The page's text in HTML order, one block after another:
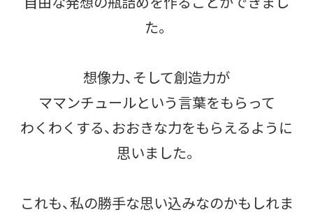
た。
想像力、そして創造力が
ママンチュールという言葉をもらって
わくわくする、おおきな力をもらえるように
思いました。
これも、私の勝手な思い込みなのかもしれま